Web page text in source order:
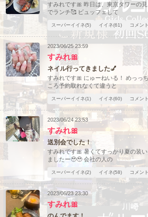
すみれです🎀 昨日は、東京タワーの
でランチ🥰 ビュッフェして
スーパーイイネ(5) イイネ(61) コメン
2023/06/25 23:59
すみれ🎀
ネイル行ってきました💅
すみれです🎀 にゅーねいる！ めっっ
ころ予約取れなくて違うと
スーパーイイネ(1) イイネ(60) コメン
2023/06/24 23:53
すみれ🎀
送別会でした！
すみれです🎀 暑くてすっかり夏の装
ましたー🥹🥹 会社の人の
スーパーイイネ(2) イイネ(58) コメン
2023/06/23 23:30
すみれ🎀